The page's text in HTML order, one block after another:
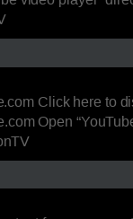
Click here to
Open